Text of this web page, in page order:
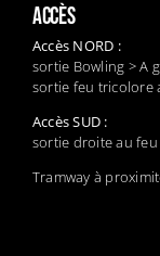
ACCÈS
Accès NORD :
sortie Bowling > A
sortie feu tricolore
Accès SUD :
sortie droite au feu
Tramway à